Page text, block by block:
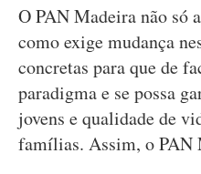
O PAN Madeira não só
como exige mudança
concretas para que de
paradigma e se possa
jovens e qualidade de
famílias. Assim, o PAN